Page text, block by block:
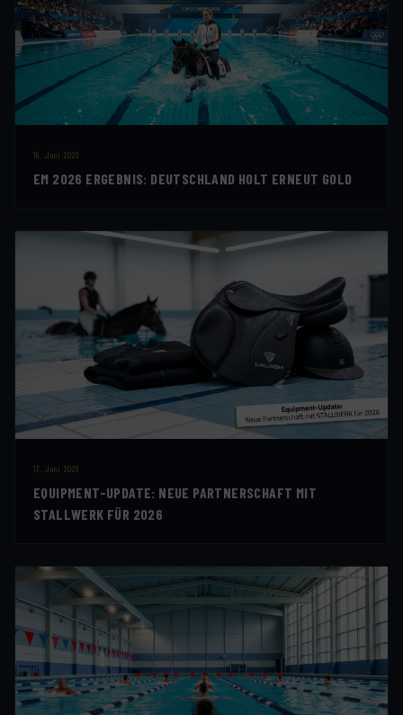
19. Juni 2026
EM 2026 ERGEBNIS: DEUTSCHLAND HOLT ERNEUT GOLD
17. Juni 2026
EQUIPMENT-UPDATE: NEUE PARTNERSCHAFT MIT
STALLWERK FÜR 2026